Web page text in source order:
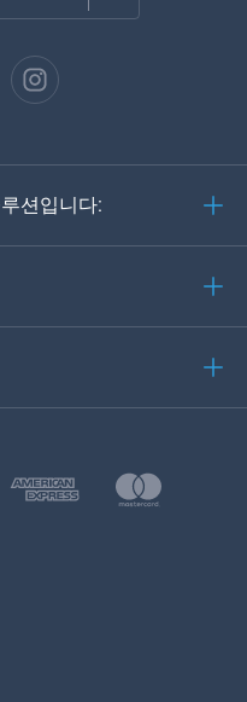
션입니다: